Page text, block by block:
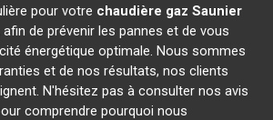
pour votre chaudière gaz Saunier
afin de prévenir les pannes et de vous
énergétique optimale. Nous sommes
et de nos résultats, nos clients
N'hésitez pas à consulter nos avis
comprendre pourquoi nous